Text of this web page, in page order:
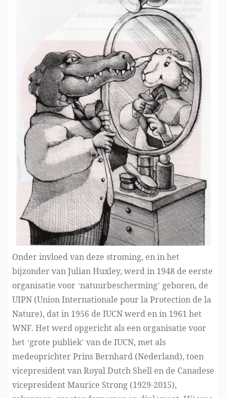
Onder invloed van deze stroming, en in het
bijzonder van Julian Huxley, werd in 1948 de eerste
organisatie voor ‘natuurbescherming’ geboren, de
UIPN (Union Internationale pour la Protection de la
Nature), dat in 1956 de IUCN werd en in 1961 het
WNF. Het werd opgericht als een organisatie voor
het ‘grote publiek’ van de IUCN, met als
medeoprichter Prins Bernhard (Nederland), toen
vicepresident van Royal Dutch Shell en de Canadese
vicepresident Maurice Strong (1929-2015),